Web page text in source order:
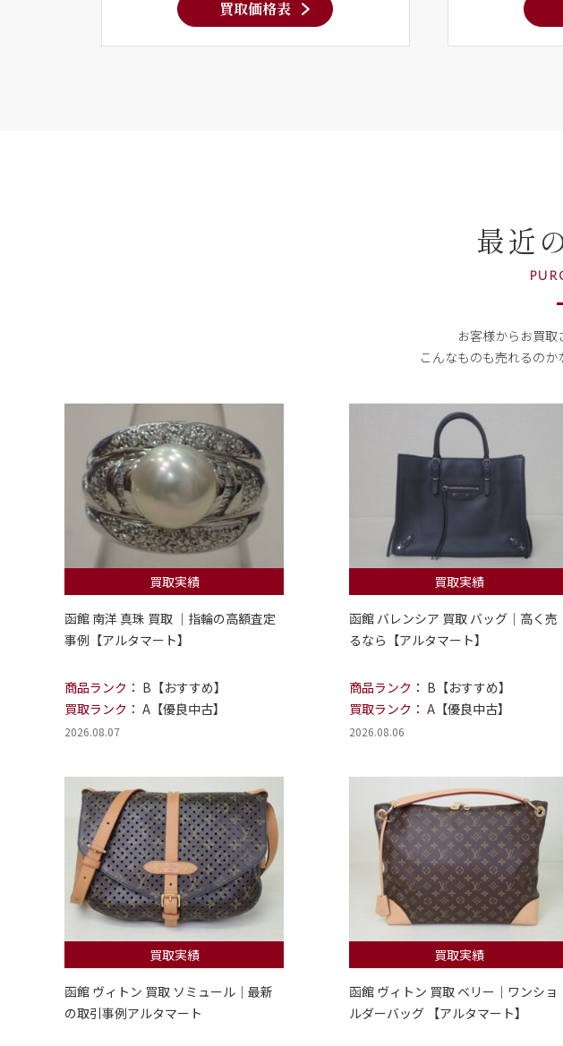
買取価格表
最近
お客様からお買取
こんなものも売れるのか
買取実績
函館 南洋 真珠 買取 ｜指輪の高額査定
事例【アルタマート】
商品ランク： B【おすすめ】
買取ランク： A【優良中古】
2026.08.07
買取実績
函館 バレンシア 買取 バッグ｜高く売
るなら【アルタマート】
商品ランク： B【おすすめ】
買取ランク： A【優良中古】
2026.08.06
買取実績
函館 ヴィトン 買取 ソミュール｜最新
の取引事例アルタマート
買取実績
函館 ヴィトン 買取 ベリー｜ワンショ
ルダーバッグ 【アルタマート】